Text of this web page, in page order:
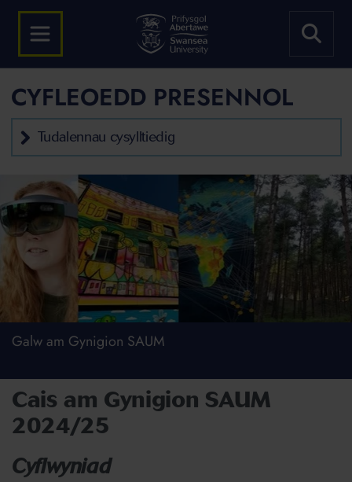
CYFLEOEDD PRESENNOL
Tudalennau cysylltiedig
Galw am Gynigion SAUM
Cais am Gynigion SAUM
2024/25
Cyflwyniad